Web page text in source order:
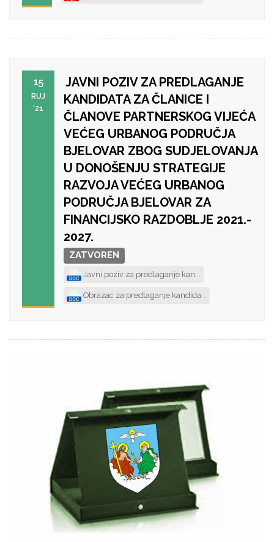
15
RUJ
'21
JAVNI POZIV ZA PREDLAGANJE
KANDIDATA ZA ČLANICE I
ČLANOVE PARTNERSKOG VIJEĆA
VEĆEG URBANOG PODRUČJA
BJELOVAR ZBOG SUDJELOVANJA
U DONOŠENJU STRATEGIJE
RAZVOJA VEĆEG URBANOG
PODRUČJA BJELOVAR ZA
FINANCIJSKO RAZDOBLJE 2021.-
2027.
ZATVOREN
Javni poziv za predlaganje kan...
Obrazac za predlaganje kandida...